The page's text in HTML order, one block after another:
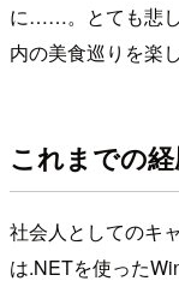
に……。とても悲
内の美食巡りを楽
これまでの
社会人としてのキ
は.NETを使った